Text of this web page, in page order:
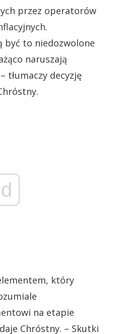
przez operatorów
być to niedozwolone
naruszają
tłumaczy decyzję
który
na etapie
Chróstny. – Skutki